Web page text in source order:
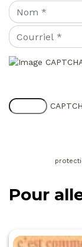
Pour